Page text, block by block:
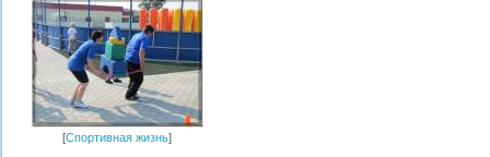
[Спортивная жизнь]